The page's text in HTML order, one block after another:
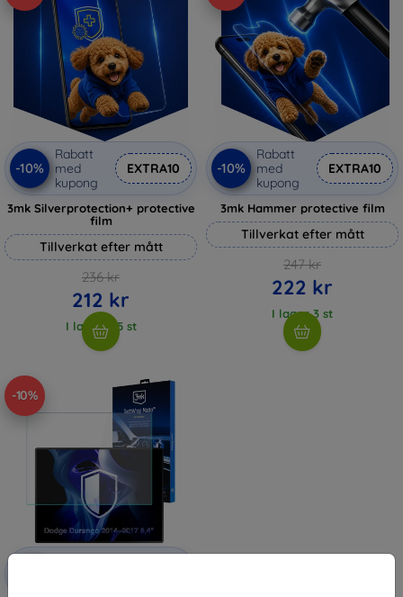
-10%
Rabatt
med
kupong
EXTRA10
3mk Silverprotection+ protective
film
Tillverkat efter mått
236 kr
212 kr
I lager > 5 st
-10%
Rabatt
med
kupong
EXTRA10
3mk Hammer protective film
Tillverkat efter mått
247 kr
222 kr
I lager 3 st
-10%
Rabatt